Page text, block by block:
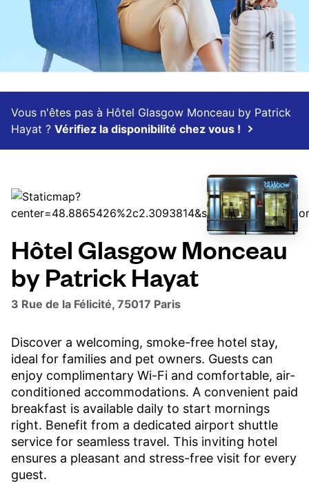
Vous n'êtes pas à Hôtel Glasgow Monceau by Patrick
Hayat ? Vérifiez la disponibilité chez vous !
Hôtel Glasgow Monceau
by Patrick Hayat
3 Rue de la Félicité, 75017 Paris
Discover a welcoming, smoke-free hotel stay,
ideal for families and pet owners. Guests can
enjoy complimentary Wi-Fi and comfortable, air-
conditioned accommodations. A convenient paid
breakfast is available daily to start mornings
right. Benefit from a dedicated airport shuttle
service for seamless travel. This inviting hotel
ensures a pleasant and stress-free visit for every
guest.